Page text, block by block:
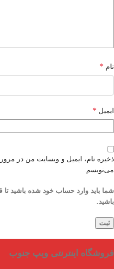
نام *
ایمیل *
ذخیره نام، ایمیل و وبسایت من در
می‌نویسم.
شما باید وارد حساب خود شده باشید تا
باشید.
فروشگاه اینترنتی ویپ جنوب